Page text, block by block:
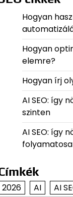
Hogyan
Hogyan
elemre?
Hogyan írj
AI SEO: így
szinten
AI SEO: így
2026 AI AI